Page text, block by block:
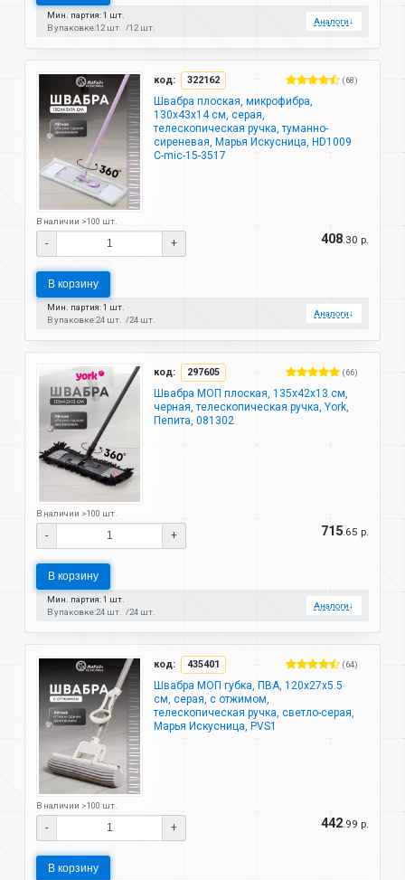
Мин. партия: 1 шт.
В упаковке:12 шт. 12 шт.
Аналоги↓
код: 322162 (68)
Швабра плоская, микрофибра,
130х43х14 см, серая,
телескопическая ручка, туманно-
сиреневая, Марья Искусница, HD1009
C-mic-15-3517
В наличии >100 шт.
- + 408.30 р.
В корзину
Мин. партия: 1 шт.
В упаковке:24 шт. 24 шт.
Аналоги↓
код: 297605 (66)
Швабра МОП плоская, 135х42х13 см,
черная, телескопическая ручка, York,
Пепита, 081302
В наличии >100 шт.
- + 715.65 р.
В корзину
Мин. партия: 1 шт.
В упаковке:24 шт. 24 шт.
Аналоги↓
код: 435401 (64)
Швабра МОП губка, ПВА, 120х27х5.5
см, серая, с отжимом,
телескопическая ручка, светло-серая,
Марья Искусница, PVS1
В наличии >100 шт.
- + 442.99 р.
В корзину